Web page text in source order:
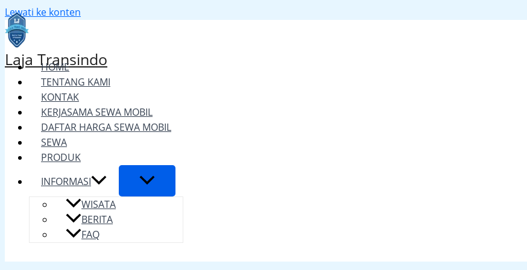
Lewati ke konten
Laja Transindo
HOME
TENTANG KAMI
KONTAK
KERJASAMA SEWA MOBIL
DAFTAR HARGA SEWA MOBIL
SEWA
PRODUK
INFORMASI
WISATA
BERITA
FAQ